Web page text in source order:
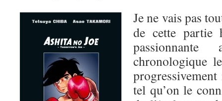
Je ne vais pas
de cette partie
chronologique
tel qu’on le